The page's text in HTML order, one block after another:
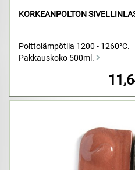
KORKEANPOLTON
Polttolämpötila 1200 - 1260°C.
Pakkauskoko 500ml.